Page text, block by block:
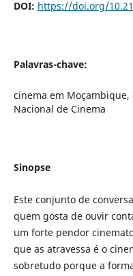
DOI: https://doi.org/
Palavras-chave:
cinema em
Nacional de Cinema
Sinopse
Este conjunto de
quem gosta de ouvir
um forte pendor
que as atravessa é o
sobretudo porque a